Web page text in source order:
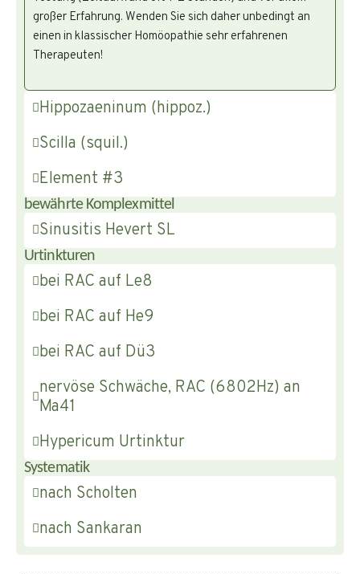
großer Erfahrung. Wenden Sie sich daher unbedingt an
einen in klassischer Homöopathie sehr erfahrenen
Therapeuten!
Hippozaeninum (hippoz.)
Scilla (squil.)
Element #3
bewährte Komplexmittel
Sinusitis Hevert SL
Urtinkturen
bei RAC auf Le8
bei RAC auf He9
bei RAC auf Dü3
nervöse Schwäche, RAC (6802Hz) an
Ma41
Hypericum Urtinktur
Systematik
nach Scholten
nach Sankaran